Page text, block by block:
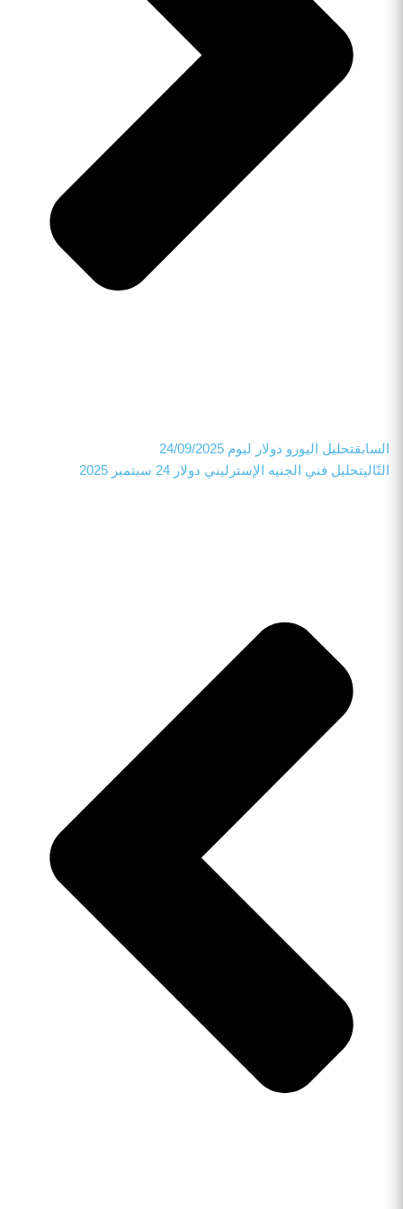
السابقتحليل اليورو دولار ليوم 24/09/2025
التّاليتحليل فني الجنيه الإسترليني دولار 24 سبتمبر 2025